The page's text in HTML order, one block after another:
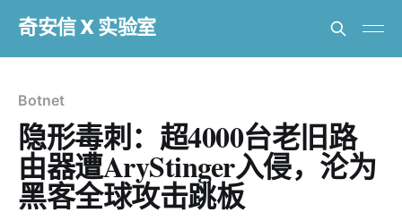
奇安信 X 实验室
Botnet
隐形毒刺：超4000台老旧路
由器遭AryStinger入侵，沦为
黑客全球攻击跳板